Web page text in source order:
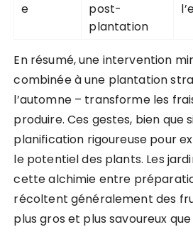
e
post-
plantation
En résumé, une intervention
combinée à une plantation
l’automne – transforme les
produire. Ces gestes, bien que
planification rigoureuse pour
le potentiel des plants. Les
cette alchimie entre
récoltent généralement des
plus gros et plus savoureux